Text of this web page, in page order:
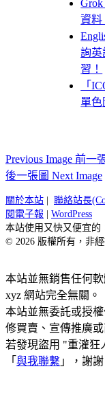
資料
詢英
習！
「
單色
Previous Image 前一
後一張圖 Next Image
關於本站 聯絡站長
閱電子報
WordPress
本站使用又快又便宜的
© 2026 版權所有，非
本站並無銷售任何
xyz 網站完全無關。
本站並無委託或授
修買賣、宣傳推廣
若發現盜用 "重灌狂
「 與我聯繫 」，謝謝